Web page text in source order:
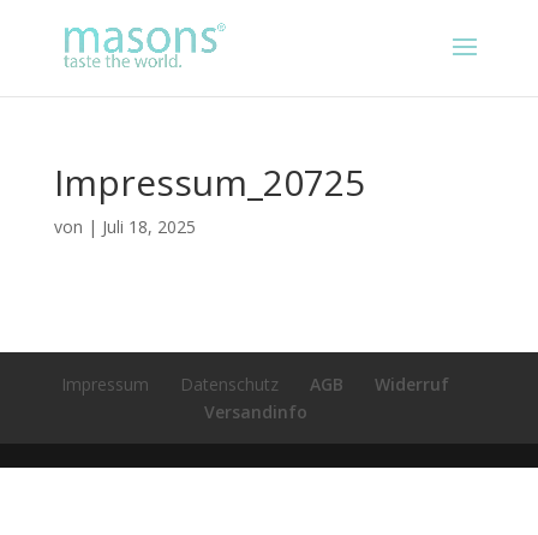
Impressum_20725
von | Juli 18, 2025
Impressum Datenschutz AGB
Widerruf
Versandinfo